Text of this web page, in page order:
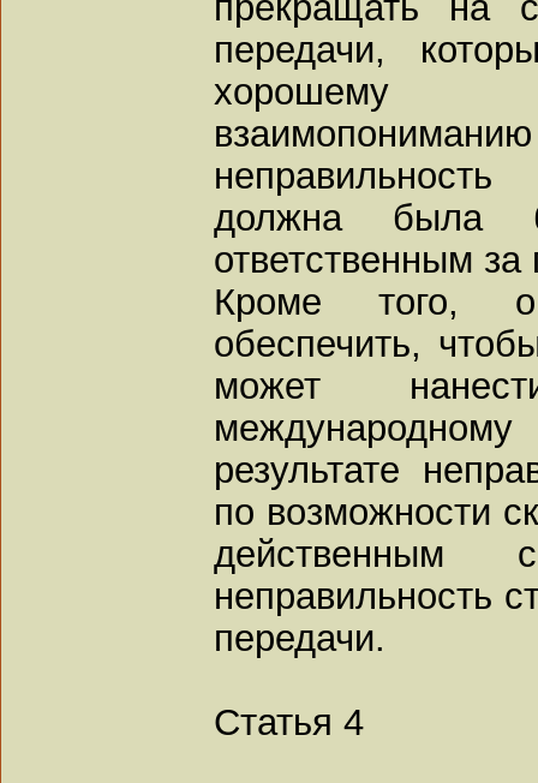
передачи,
хорошему
должна была
ответственным за
Кроме того,
обеспечить,
может
результате
по возможности
действенным
неправильность
передачи.
Статья 4